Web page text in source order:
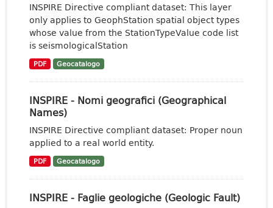
INSPIRE Directive compliant dataset: This layer
only applies to GeophStation spatial object types
whose value from the StationTypeValue code list
is seismologicalStation
PDF Geocatalogo
INSPIRE - Nomi geografici (Geographical
Names)
INSPIRE Directive compliant dataset: Proper noun
applied to a real world entity.
PDF Geocatalogo
INSPIRE - Faglie geologiche (Geologic Fault)